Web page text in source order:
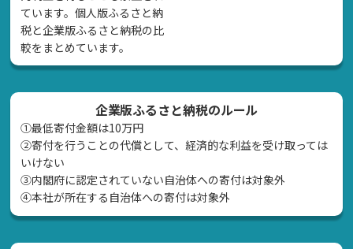
ています。個人版ふるさと納
税と企業版ふるさと納税の比
較をまとめています。
企業版ふるさと納税のルール
①最低寄付金額は10万円
②寄付を行うことの代償として、経済的な利益を受け取っては
いけない
➂内閣府に認定されていない自治体への寄付は対象外
④本社が所在する自治体への寄付は対象外